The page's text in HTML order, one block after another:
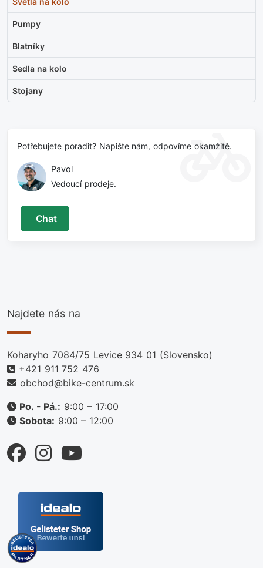
Pumpy
Blatníky
Sedla na kolo
Stojany
Potřebujete poradit? Napište nám, odpovíme okamžitě.
Pavol
Vedoucí prodeje.
Chat
Najdete nás na
Koharyho 7084/75 Levice 934 01 (Slovensko)
+421 911 752 476
obchod@bike-centrum.sk
Po. - Pá.: 9:00 – 17:00
Sobota: 9:00 – 12:00